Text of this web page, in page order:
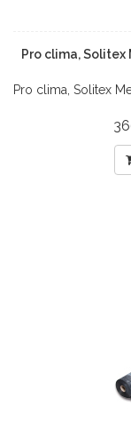
Pro clima, Solitex
Pro clima, Solitex